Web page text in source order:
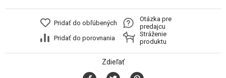
Pridať do obľúbených
Pridať do porovnania
Otázka pre
predajcu
Stráženie
produktu
Zdieľať